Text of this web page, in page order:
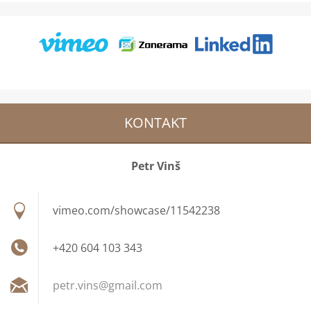
KONTAKT
Petr Vinš
vimeo.com/showcase/11542238
+420 604 103 343
petr.vins@gmail.com